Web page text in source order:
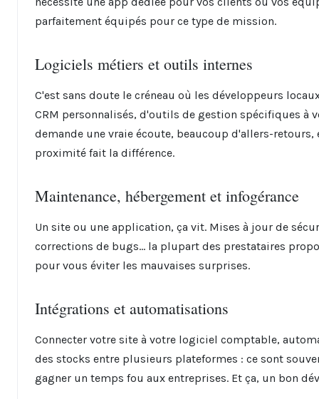
parfaitement équipés pour ce type de mission.
Logiciels métiers et outils internes
C'est sans doute le créneau où les développeurs
CRM personnalisés, d'outils de gestion spécifiques à
demande une vraie écoute, beaucoup d'allers-
proximité fait la différence.
Maintenance, hébergement et infogérance
Un site ou une application, ça vit. Mises à jour de
corrections de bugs… la plupart des prestataires
pour vous éviter les mauvaises surprises.
Intégrations et automatisations
Connecter votre site à votre logiciel comptable,
des stocks entre plusieurs plateformes : ce sont
gagner un temps fou aux entreprises. Et ça, un bon